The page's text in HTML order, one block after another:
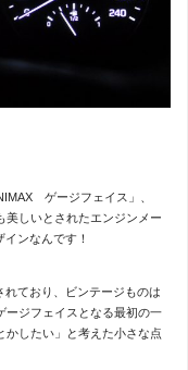
ゲージフェイス」、
美しいとされたエンジンメー
ンなんです！
ており、ビンテージものは
ージフェイスとなる最初の一
かしたい」と考えた小さな点